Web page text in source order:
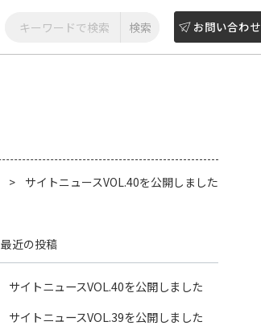
お問い合わせ
サイトニュースVOL.40を公開しました
最近の投稿
サイトニュースVOL.40を公開しました
サイトニュースVOL.39を公開しました